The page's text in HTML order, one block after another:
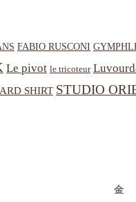
FABIO RUSCONI
Le pivot le tricoteur
SHIRT STUDIO
金